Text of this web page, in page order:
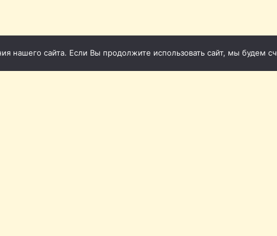
нашего сайта. Если Вы продолжите использовать сайт, мы будем